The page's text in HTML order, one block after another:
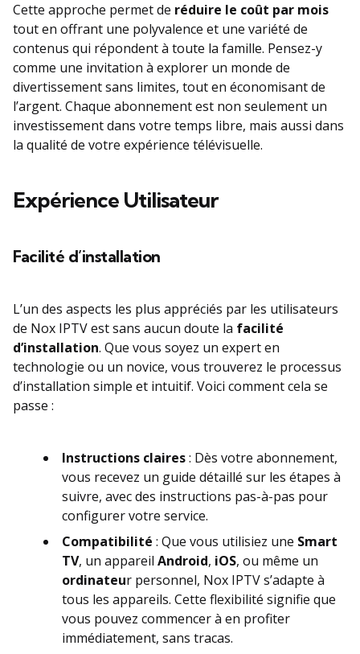
Cette approche permet de réduire le coût par mois
tout en offrant une polyvalence et une variété de
contenus qui répondent à toute la famille. Pensez-y
comme une invitation à explorer un monde de
divertissement sans limites, tout en économisant de
l’argent. Chaque abonnement est non seulement un
investissement dans votre temps libre, mais aussi dans
la qualité de votre expérience télévisuelle.
Expérience Utilisateur
Facilité d’installation
L’un des aspects les plus appréciés par les utilisateurs
de Nox IPTV est sans aucun doute la facilité
d’installation. Que vous soyez un expert en
technologie ou un novice, vous trouverez le processus
d’installation simple et intuitif. Voici comment cela se
passe :
Instructions claires: Dès votre abonnement,
vous recevez un guide détaillé sur les étapes à
suivre, avec des instructions pas-à-pas pour
configurer votre service.
Compatibilité : Que vous utilisiez une Smart
TV, un appareil Android, iOS, ou même un
ordinateur personnel, Nox IPTV s’adapte à
tous les appareils. Cette flexibilité signifie que
vous pouvez commencer à en profiter
immédiatement, sans tracas.